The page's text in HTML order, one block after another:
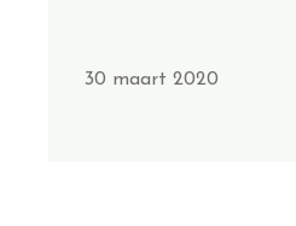
30 maart 2020